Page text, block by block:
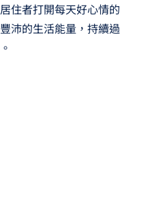
住者打開每天好心情的
沛的生活能量，持續過